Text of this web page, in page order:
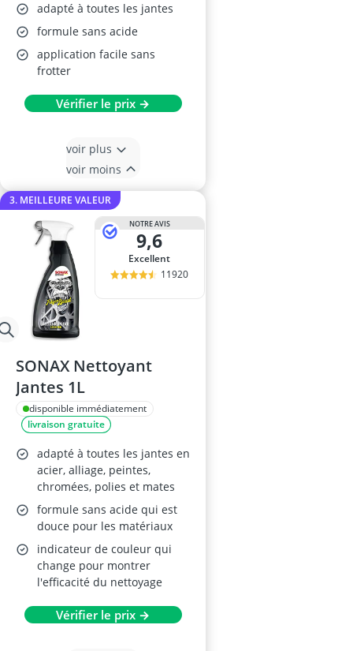
adapté à toutes les jantes
formule sans acide
application facile sans
frotter
Vérifier le prix →
voir plus
voir moins
3. MEILLEURE VALEUR
NOTRE AVIS
9,6
Excellent
11920
SONAX Nettoyant
Jantes 1L
disponible immédiatement
livraison gratuite
adapté à toutes les jantes en
acier, alliage, peintes,
chromées, polies et mates
formule sans acide qui est
douce pour les matériaux
indicateur de couleur qui
change pour montrer
l'efficacité du nettoyage
Vérifier le prix →